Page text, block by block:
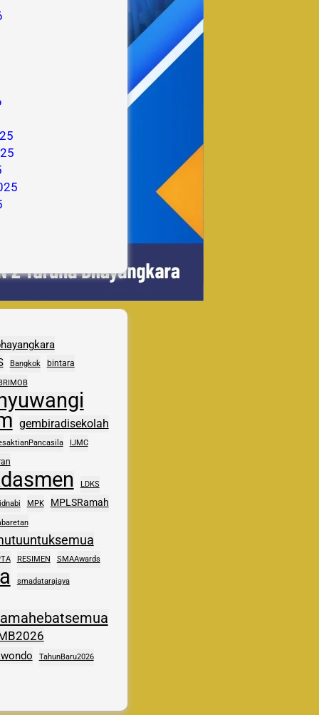
Bangkok bintara
gembiradisekolah
IJMC
LDKS
MPK MPLSRamah
RESIMEN SMAAwards
smadatarajaya
TahunBaru2026